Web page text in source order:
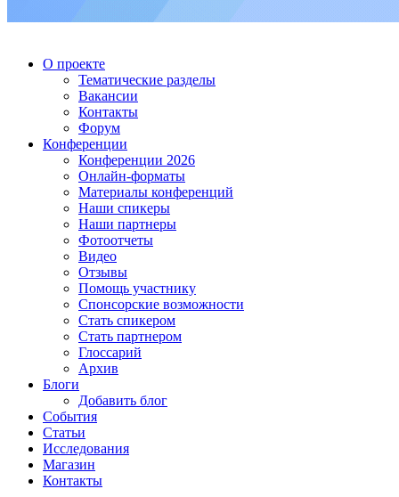
О проекте
Тематические разделы
Вакансии
Контакты
Форум
Конференции
Конференции 2026
Онлайн-форматы
Материалы конференций
Наши спикеры
Наши партнеры
Фотоотчеты
Видео
Отзывы
Помощь участнику
Спонсорские возможности
Стать спикером
Стать партнером
Глоссарий
Архив
Блоги
Добавить блог
События
Статьи
Исследования
Магазин
Контакты